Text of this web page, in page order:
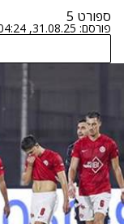
ספורט 5
פורסם: 31.08.25, 04:24